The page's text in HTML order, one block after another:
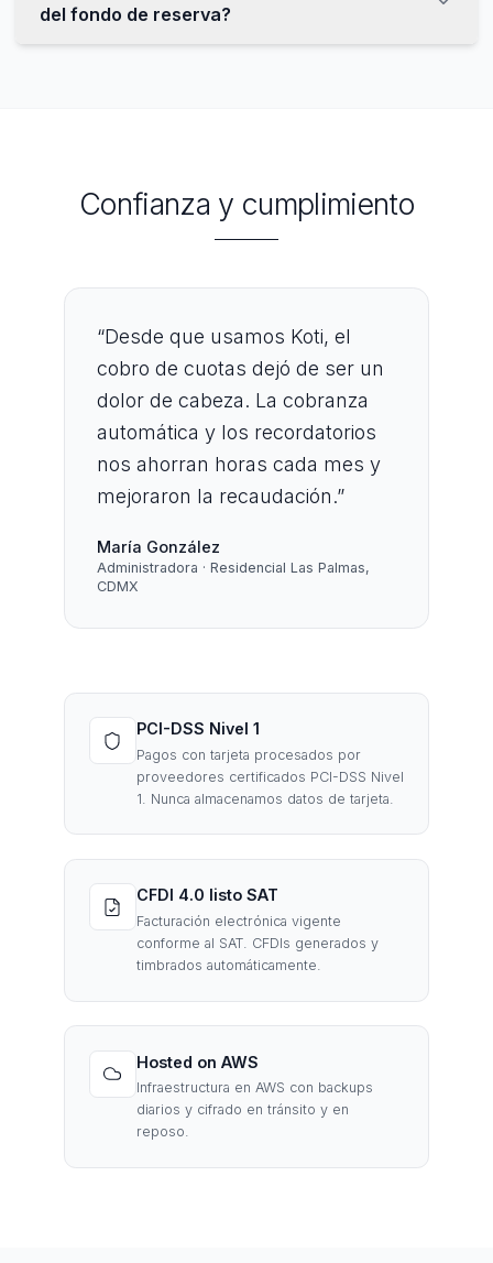
del fondo de reserva?
Confianza y cumplimiento
“Desde que usamos Koti, el
cobro de cuotas dejó de ser un
dolor de cabeza. La cobranza
automática y los recordatorios
nos ahorran horas cada mes y
mejoraron la recaudación.”
María González
Administradora · Residencial Las Palmas,
CDMX
PCI-DSS Nivel 1
Pagos con tarjeta procesados por
proveedores certificados PCI-DSS Nivel
1. Nunca almacenamos datos de tarjeta.
CFDI 4.0 listo SAT
Facturación electrónica vigente
conforme al SAT. CFDIs generados y
timbrados automáticamente.
Hosted on AWS
Infraestructura en AWS con backups
diarios y cifrado en tránsito y en
reposo.